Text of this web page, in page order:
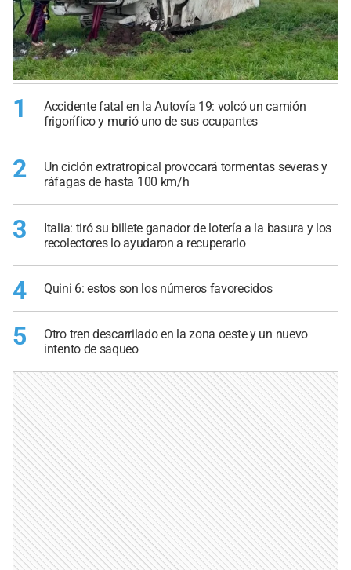
1
Accidente fatal en la Autovía 19: volcó un camión
frigorífico y murió uno de sus ocupantes
2
Un ciclón extratropical provocará tormentas severas y
ráfagas de hasta 100 km/h
3
Italia: tiró su billete ganador de lotería a la basura y los
recolectores lo ayudaron a recuperarlo
4 Quini 6: estos son los números favorecidos
5
Otro tren descarrilado en la zona oeste y un nuevo
intento de saqueo